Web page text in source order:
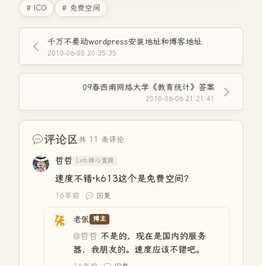
# ICO # 免费空间
千万不要动wordpress安装地址和博客地址
2010-06-05 20:35:35
09春西南网络大学《教育统计》答案
2010-06-06 21:21:41
评论区共 11 条评论
哲哲 Lv6.推心置腹
速度不错·k613这个是免费空间？
16年前 回复
老张 博主
@哲哲 不是的，现在是国内的服务
器，我朋友的。速度应该不错吧。